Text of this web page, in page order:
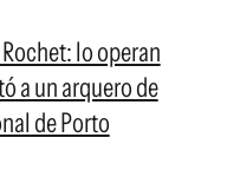
lo operan
a un arquero de
de Porto